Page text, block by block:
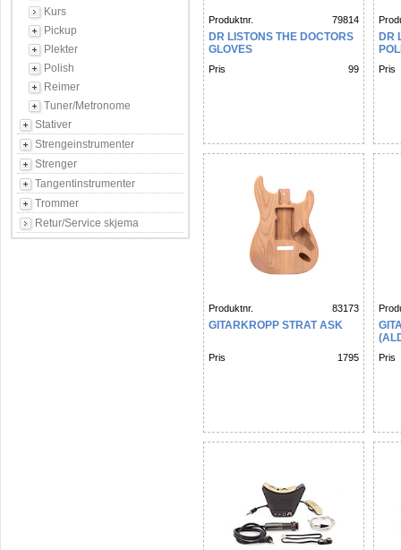
Kurs
Pickup
Plekter
Polish
Reimer
Tuner/Metronome
Stativer
Strengeinstrumenter
Strenger
Tangentinstrumenter
Trommer
Retur/Service skjema
Produktnr. 79814
DR LISTONS THE DOCTORS
GLOVES
Pris 99
DR
Pris
Produktnr. 83173
GITARKROPP STRAT ASK
Pris 1795 Pris